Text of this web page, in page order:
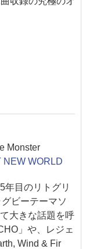
Monster
NEW WORLD
年目のリトグリ
ビーテーマソ
大きな話題を呼
」や、レジェ
Wind & Fir